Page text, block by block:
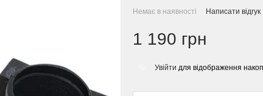
Немає в наявності Написати відгук
1 190 грн
Увійти для відображення